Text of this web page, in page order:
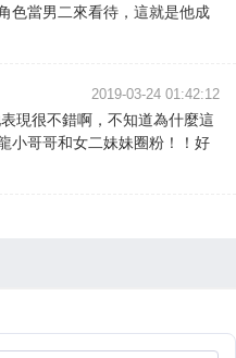
色當男二來看待，這就是他成
2019-03-24 01:42:12
現很不錯啊，不知道為什麼這
小哥哥和女二妹妹圈粉！！好